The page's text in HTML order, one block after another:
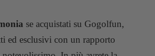
se acquistati su Gogolfun,
ed esclusivi con un rapporto